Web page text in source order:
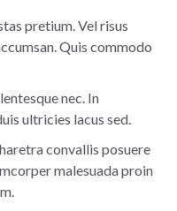
pretium. Vel risus
Quis commodo
nec. In
ultricies lacus sed.
convallis posuere
malesuada proin